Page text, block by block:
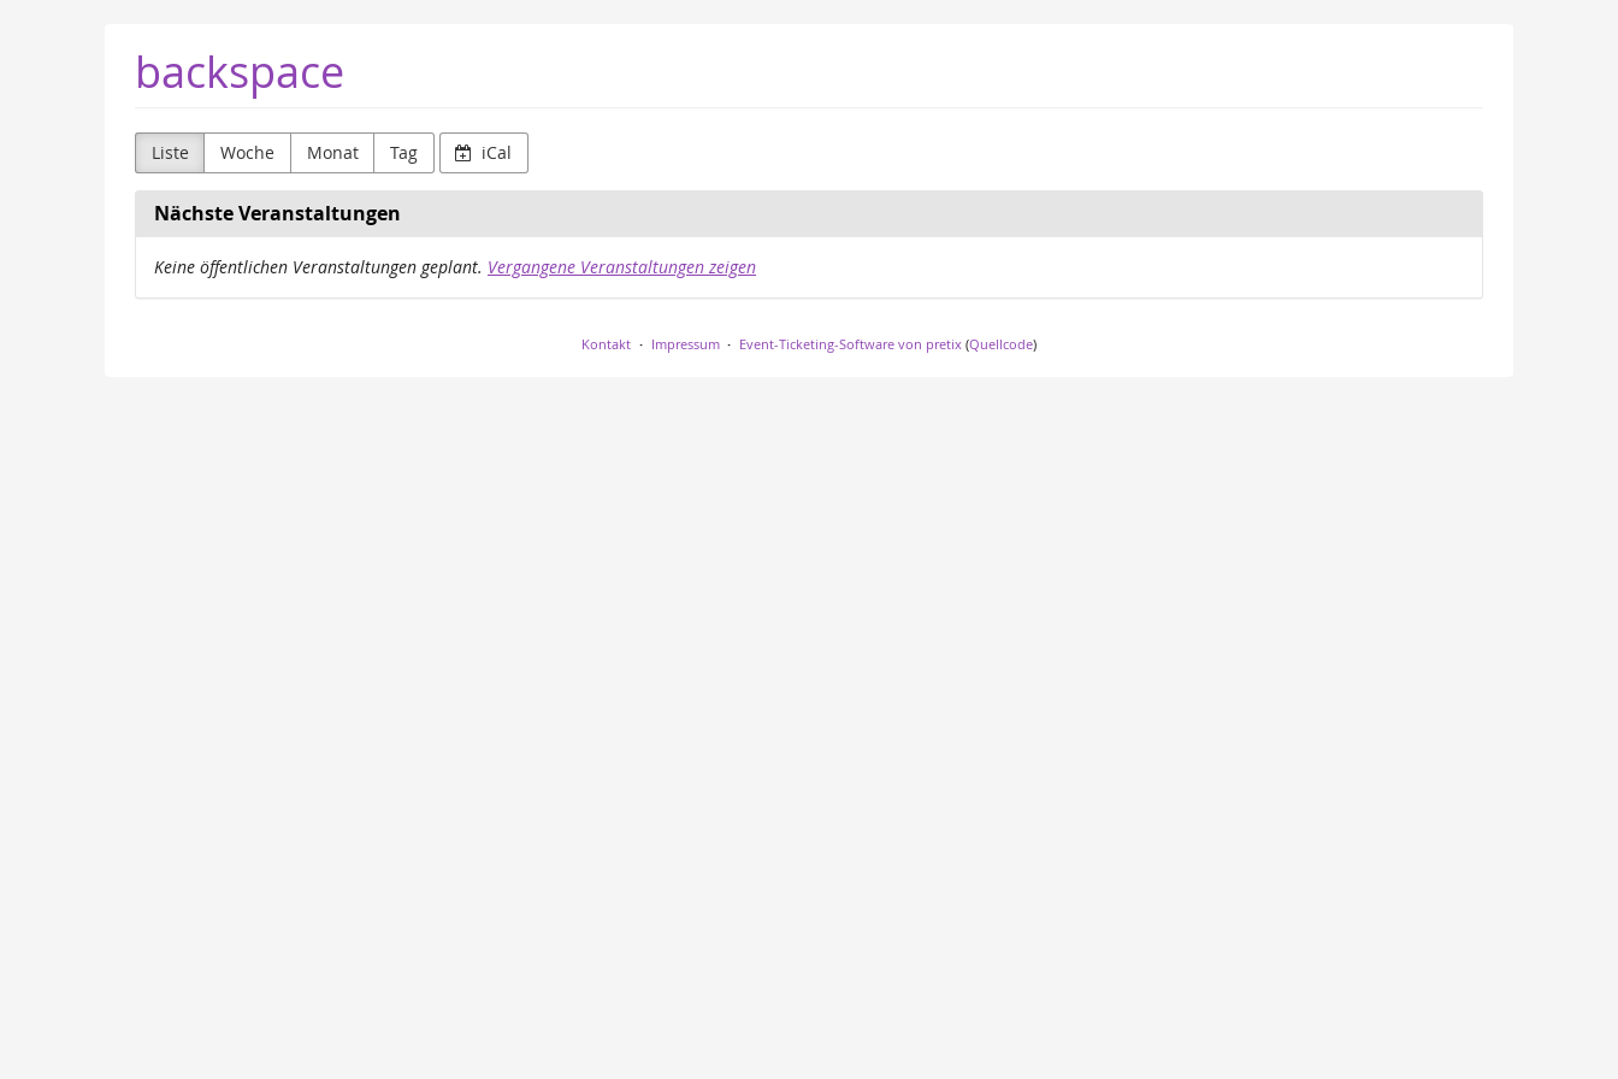
backspace
Liste Woche Monat Tag iCal
Nächste Veranstaltungen
Keine öffentlichen Veranstaltungen geplant. Vergangene Veranstaltungen zeigen
Kontakt Impressum Event-Ticketing-Software von pretix (Quellcode)